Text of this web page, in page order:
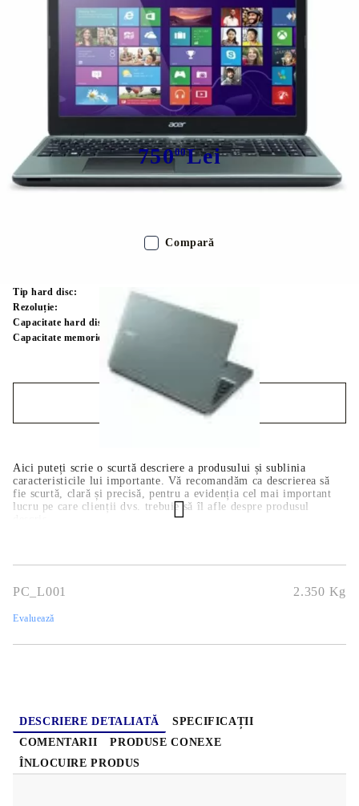
ACER E1-570-33214G75Mnii
75000Lei
Aici puteți scrie o scurtă descriere a produsului și sublinia
caracteristicile lui importante. Vă recomandăm ca descrierea să
fie scurtă, clară și precisă, pentru a evidenția cel mai important
lucru pe care clienții dvs. trebuie să îl afle despre produsul
Tip hard disc:
HDD
Rezoluție:
1366 x 768
Capacitate hard disc:
Capacitate memorie:
4 GB
COMANDĂ RAPIDĂ
PC_L001 2.350 Kg
Evaluează
Compară
DESCRIERE DETALIATĂ
SPECIFICAȚII
COMENTARII
PRODUSE CONEXE
ÎNLOCUIRE PRODUS